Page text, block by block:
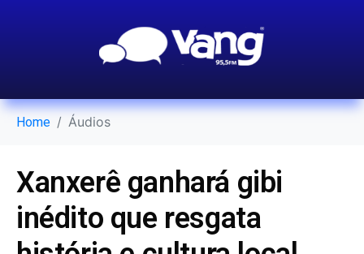
Home Áudios
Xanxerê ganhará gibi
inédito que resgata